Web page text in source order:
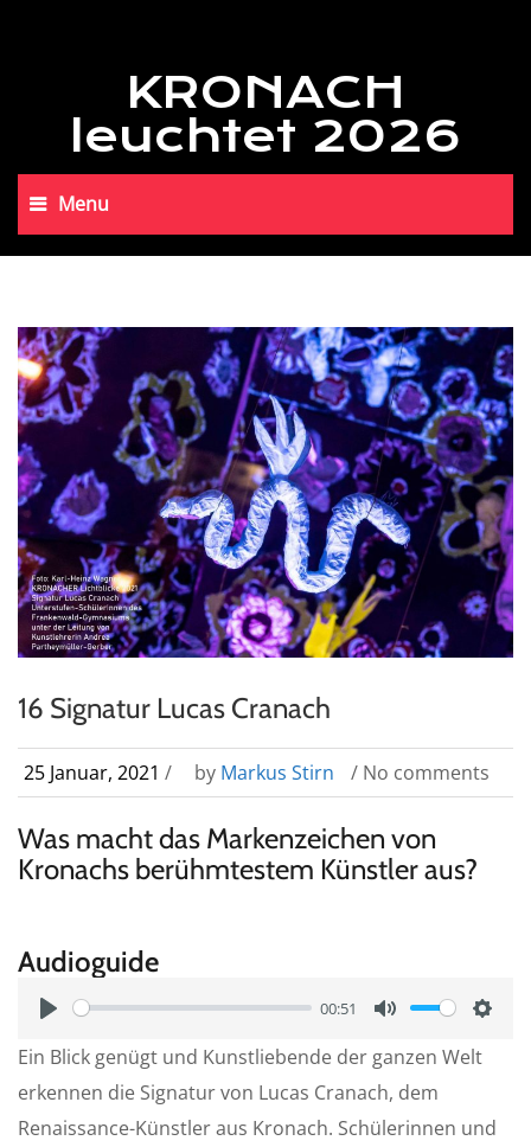
KRONACH
leuchtet 2026
Menu
16 Signatur Lucas Cranach
25 Januar, 2021 / by Markus Stirn / No comments
Was macht das Markenzeichen von
Kronachs berühmtestem Künstler aus?
Audioguide
l
a
y
00:51
u
t
e
t
Ein Blick genügt und Kunstliebende der ganzen Welt
erkennen die Signatur von Lucas Cranach, dem
Renaissance-Künstler aus Kronach. Schülerinnen und